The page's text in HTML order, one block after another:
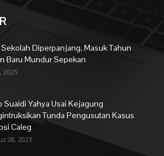
Diperpanjang, Masuk Tahun
Baru Mundur Sepekan
2025
Suaidi Yahya Usai Kejagung
Tunda Pengusutan Kasus
Caleg
28, 2023